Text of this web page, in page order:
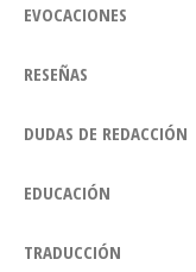
EVOCACIONES
RESEÑAS
DUDAS DE REDACCIÓN
EDUCACIÓN
TRADUCCIÓN